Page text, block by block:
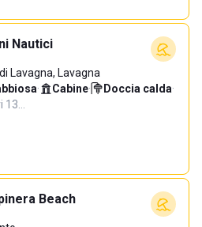
Nautici
Lavagna, Lavagna
· Cabine· Doccia calda·
13…
Beach